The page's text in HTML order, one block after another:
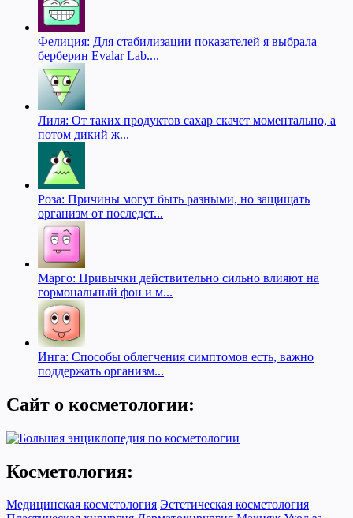
Фелиция: Для стабилизации показателей я выбрала
берберин Evalar Lab....
Лиля: От таких продуктов сахар скачет моментально, а
потом дикий ж...
Роза: Причины могут быть разными, но защищать
организм от последст...
Марго: Привычки действительно сильно влияют на
гормональный фон и м...
Инга: Способы облегчения симптомов есть, важно
поддержать организм...
Сайт о косметологии:
Косметология:
Медицинская косметология Эстетическая косметология